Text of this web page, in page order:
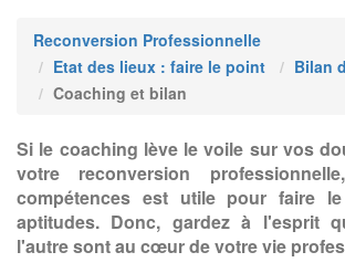
Reconversion Professionnelle
Etat des lieux : faire le point
Bilan
Coaching et bilan
Si le coaching lève le voile sur vos
votre reconversion
compétences est utile pour faire
aptitudes. Donc, gardez à l'esprit
l'autre sont au cœur de votre vie